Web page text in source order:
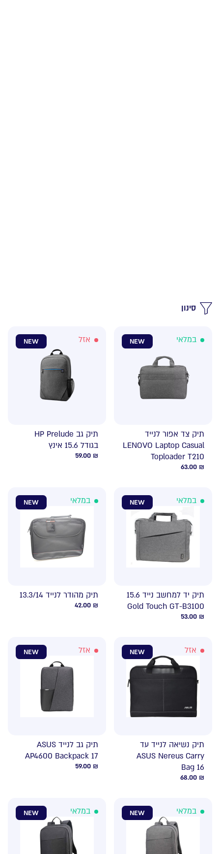
סינון
NEW במלאי
תיק צד אפור לנייד
LENOVO Laptop Casual
Toploader T210
63.00 ₪
NEW אזל
תיק גב HP Prelude
בגודל 15.6 אינץ
59.00 ₪
NEW במלאי
תיק יד למחשב נייד 15.6
Gold Touch GT-B3100
53.00 ₪
NEW במלאי
תיק מהודר לנייד 13.3/14
42.00 ₪
NEW אזל
תיק נשיאה לנייד עד
ASUS Nereus Carry
Bag 16
68.00 ₪
NEW אזל
תיק גב לנייד ASUS
AP4600 Backpack 17
59.00 ₪
NEW במלאי NEW במלאי